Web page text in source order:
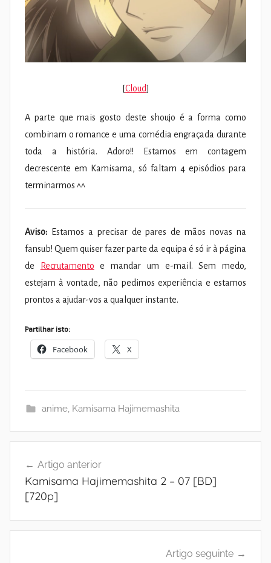
[Cloud]
A parte que mais gosto deste shoujo é a forma como
combinam o romance e uma comédia engraçada durante
toda a história. Adoro!! Estamos em contagem
decrescente em Kamisama, só faltam 4 episódios para
terminarmos ^^
Aviso: Estamos a precisar de pares de mãos novas na
fansub! Quem quiser fazer parte da equipa é só ir à página
de
Recrutamento e mandar um e-mail. Sem medo,
estejam à vontade, não pedimos experiência e estamos
prontos a ajudar-vos a qualquer instante.
Partilhar isto:
Facebook X
anime, Kamisama Hajimemashita
de
artigos
Artigo anterior
Kamisama Hajimemashita 2 – 07 [BD]
[720p]
Artigo seguinte